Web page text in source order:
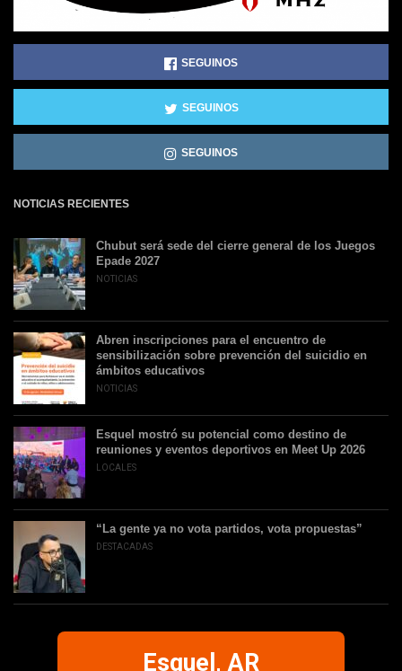
SEGUINOS
SEGUINOS
SEGUINOS
NOTICIAS RECIENTES
Chubut será sede del cierre general de los Juegos
Epade 2027
NOTICIAS
Abren inscripciones para el encuentro de
sensibilización sobre prevención del suicidio en
ámbitos educativos
NOTICIAS
Esquel mostró su potencial como destino de
reuniones y eventos deportivos en Meet Up 2026
LOCALES
“La gente ya no vota partidos, vota propuestas”
DESTACADAS
Esquel, AR